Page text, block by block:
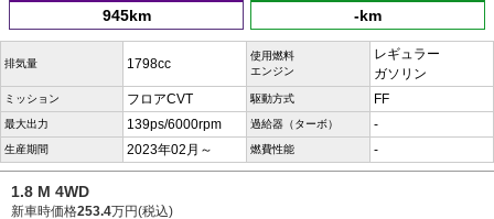
945km -km
排気量 1798cc
使用燃料
エンジン
レギュラー
ガソリン
ミッション フロアCVT 駆動方式 FF
最大出力 139ps/6000rpm 過給器（ターボ） -
生産期間 2023年02月～ 燃費性能 -
1.8 M 4WD
新車時価格253.4万円(税込)